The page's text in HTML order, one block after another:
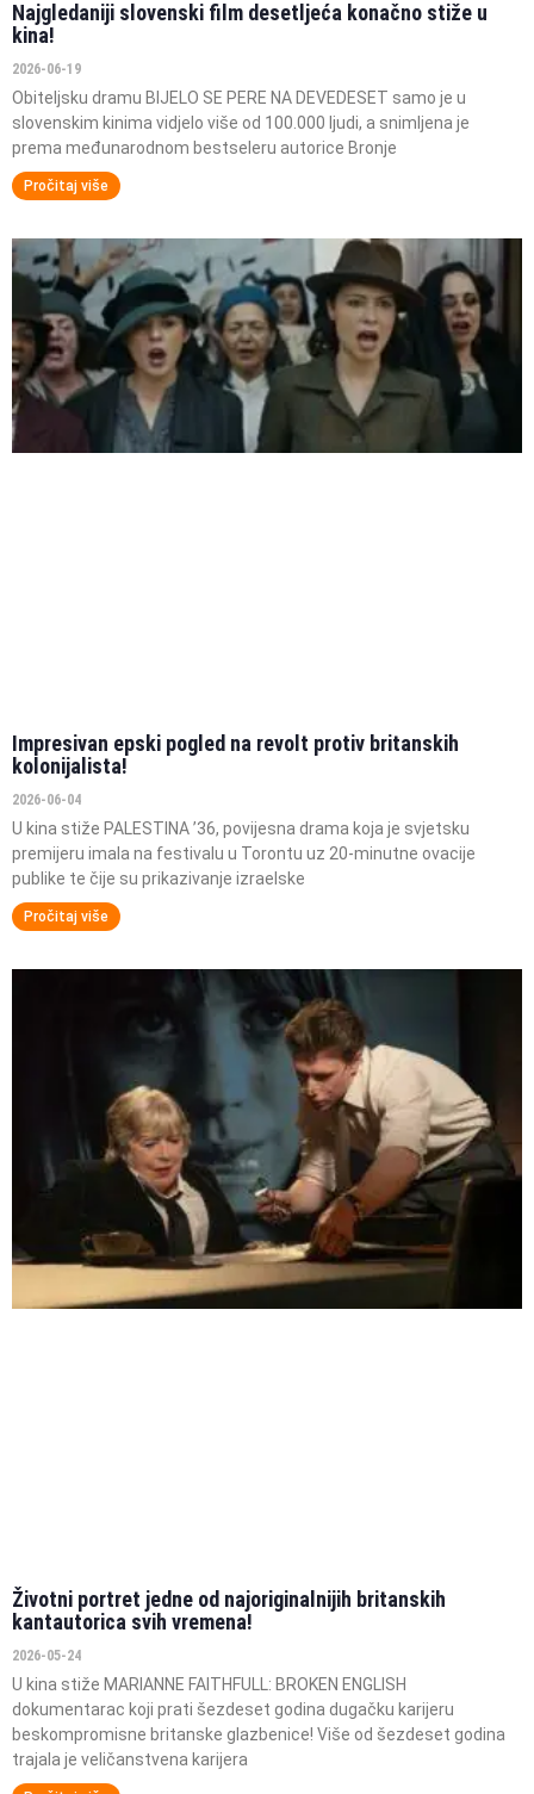
Najgledaniji slovenski film desetljeća konačno stiže u
kina!
2026-06-19
Obiteljsku dramu BIJELO SE PERE NA DEVEDESET samo je u
slovenskim kinima vidjelo više od 100.000 ljudi, a snimljena je
prema međunarodnom bestseleru autorice Bronje
Pročitaj više
Impresivan epski pogled na revolt protiv britanskih
kolonijalista!
2026-06-04
U kina stiže PALESTINA ’36, povijesna drama koja je svjetsku
premijeru imala na festivalu u Torontu uz 20-minutne ovacije
publike te čije su prikazivanje izraelske
Pročitaj više
Životni portret jedne od najoriginalnijih britanskih
kantautorica svih vremena!
2026-05-24
U kina stiže MARIANNE FAITHFULL: BROKEN ENGLISH
dokumentarac koji prati šezdeset godina dugačku karijeru
beskompromisne britanske glazbenice! Više od šezdeset godina
trajala je veličanstvena karijera